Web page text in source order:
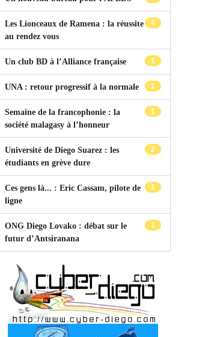
4
Les Lionceaux de Ramena : la réussite
au rendez vous
1
Un club BD à l’Alliance française
1
UNA : retour progressif à la normale
1
Semaine de la francophonie : la
société malagasy à l’honneur
2
Université de Diego Suarez : les
étudiants en grève dure
1
Ces gens là... : Eric Cassam, pilote de
ligne
1
ONG Diego Lovako : débat sur le
futur d’Antsiranana